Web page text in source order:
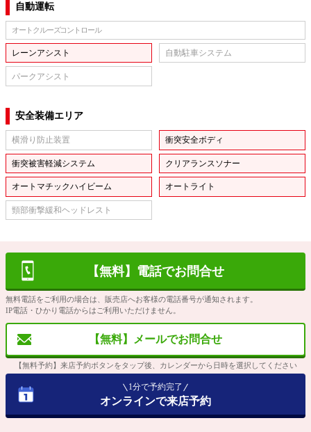
自動運転
オートクルーズコントロール
レーンアシスト 自動駐車システム
パークアシスト
安全装備エリア
横滑り防止装置 衝突安全ボディ
衝突被害軽減システム クリアランスソナー
オートマチックハイビーム オートライト
頸部衝撃緩和ヘッドレスト
【無料】電話でお問合せ
無料電話をご利用の場合は、販売店へお客様の電話番号が通知されます。
IP電話・ひかり電話からはご利用いただけません。
【無料】メールでお問合せ
【無料予約】来店予約ボタンをタップ後、カレンダーから日時を選択してください
1分で予約完了
オンラインで来店予約